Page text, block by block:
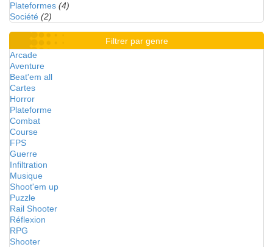
Plateformes (4)
Société (2)
Filtrer par genre
Arcade
Aventure
Beat'em all
Cartes
Horror
Plateforme
Combat
Course
FPS
Guerre
Infiltration
Musique
Shoot'em up
Puzzle
Rail Shooter
Réflexion
RPG
Shooter